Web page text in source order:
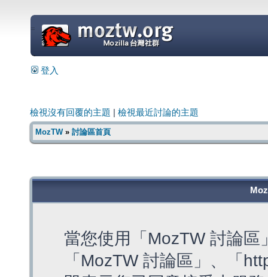
=
登入
檢視沒有回覆的主題 檢視最近討論的主題
MozTW» 討論區首頁
當您使用「MozTW 討論
「MozTW 討論區」、「